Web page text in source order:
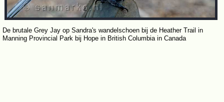
De brutale Grey Jay op Sandra's wandelschoen bij de Heather Trail in
Manning Provincial Park bij Hope in British Columbia in Canada